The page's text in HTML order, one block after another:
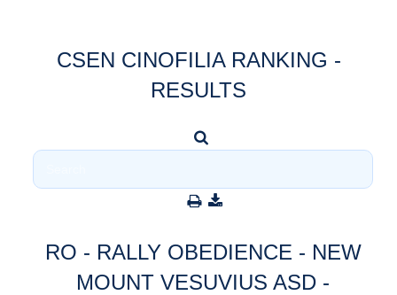
CSEN CINOFILIA RANKING -
RESULTS
RO - RALLY OBEDIENCE - NEW
MOUNT VESUVIUS ASD -